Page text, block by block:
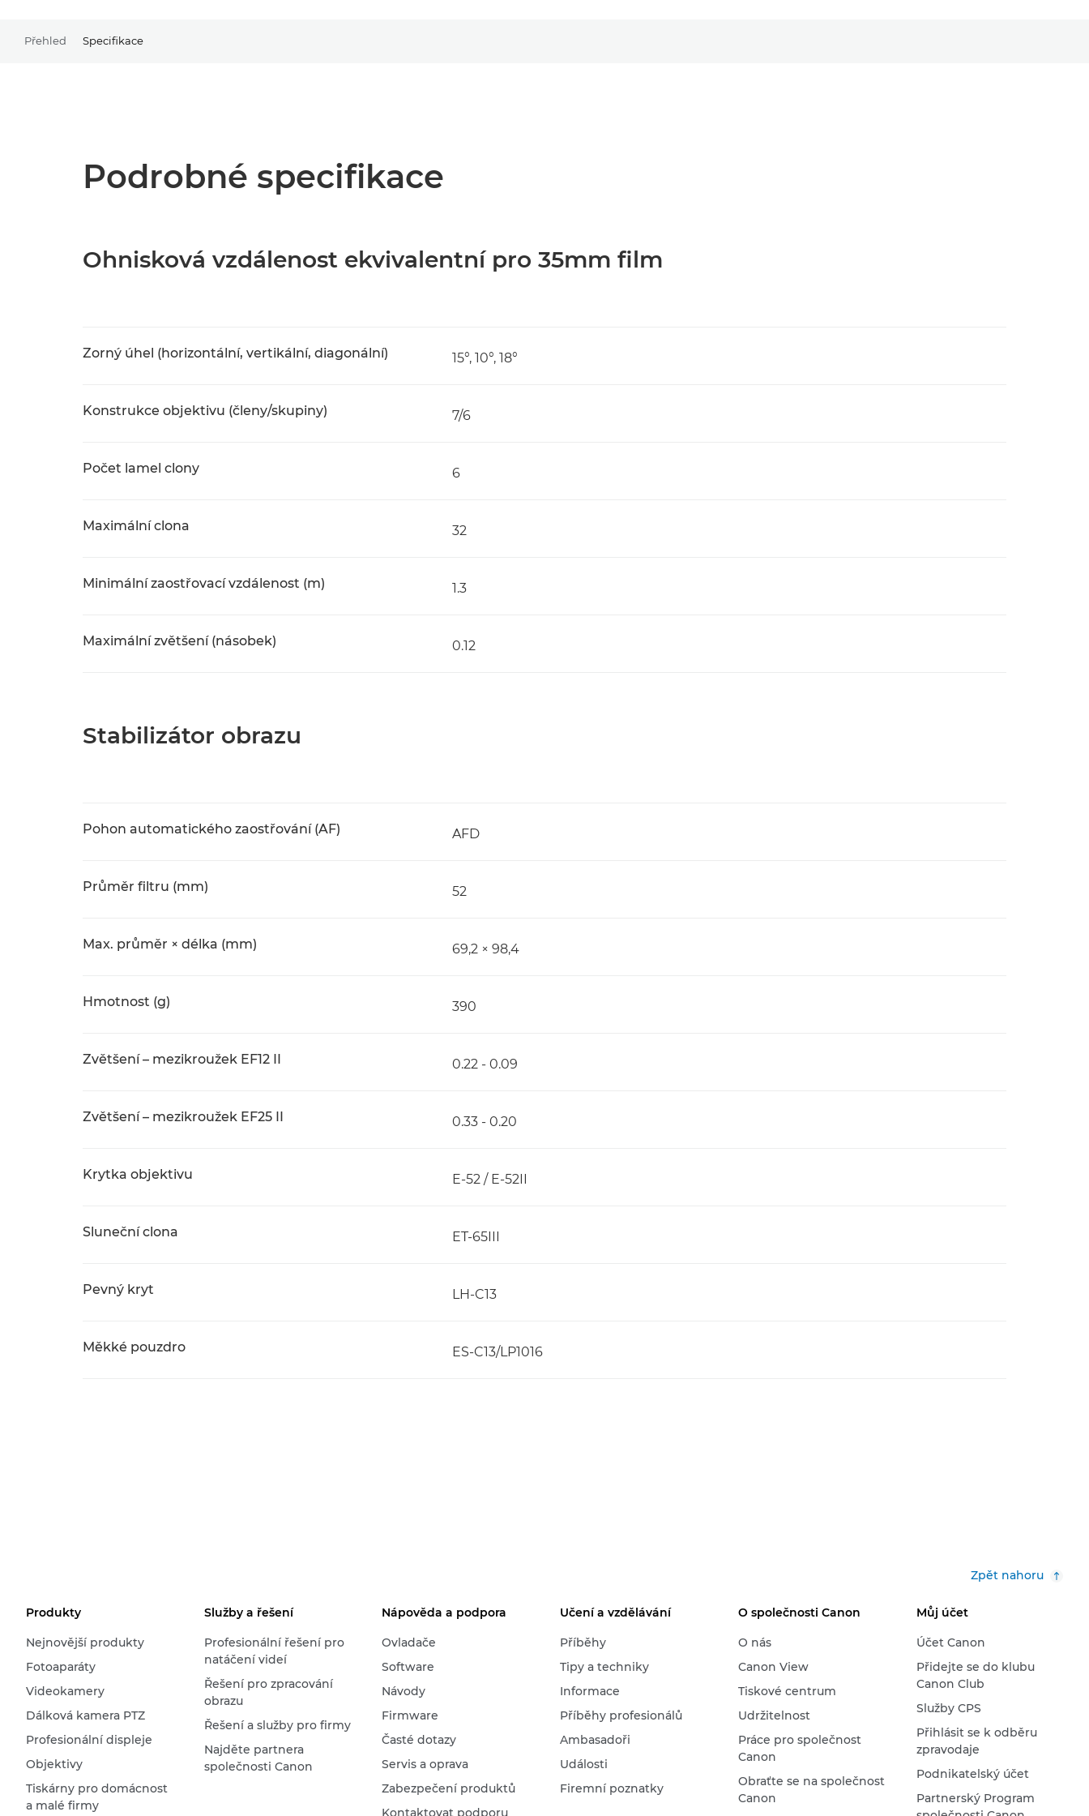
Přehled Specifikace
Podrobné specifikace
Ohnisková vzdálenost ekvivalentní pro 35mm film
Zorný úhel (horizontální, vertikální, diagonální) 15°, 10°, 18°
Konstrukce objektivu (členy/skupiny) 7/6
Počet lamel clony 6
Maximální clona 32
Minimální zaostřovací vzdálenost (m) 1.3
Maximální zvětšení (násobek) 0.12
Stabilizátor obrazu
Pohon automatického zaostřování (AF) AFD
Průměr filtru (mm) 52
Max. průměr × délka (mm) 69,2 × 98,4
Hmotnost (g) 390
Zvětšení – mezikroužek EF12 II 0.22 - 0.09
Zvětšení – mezikroužek EF25 II 0.33 - 0.20
Krytka objektivu E-52 / E-52II
Sluneční clona ET-65III
Pevný kryt LH-C13
Měkké pouzdro ES-C13/LP1016
Zpět nahoru
Produkty
Nejnovější produkty
Fotoaparáty
Videokamery
Dálková kamera PTZ
Profesionální displeje
Objektivy
Tiskárny pro domácnost
a malé firmy
Služby a řešení
Profesionální řešení pro
natáčení videí
Řešení pro zpracování
obrazu
Řešení a služby pro firmy
Najděte partnera
společnosti Canon
Nápověda a podpora
Ovladače
Software
Návody
Firmware
Časté dotazy
Servis a oprava
Zabezpečení produktů
Kontaktovat podporu
Učení a vzdělávání
Příběhy
Tipy a techniky
Informace
Příběhy profesionálů
Ambasadoři
Události
Firemní poznatky
O společnosti Canon
O nás
Canon View
Tiskové centrum
Udržitelnost
Práce pro společnost
Canon
Obraťte se na společnost
Canon
Můj účet
Účet Canon
Přidejte se do klubu
Canon Club
Služby CPS
Přihlásit se k odběru
zpravodaje
Podnikatelský účet
Partnerský Program